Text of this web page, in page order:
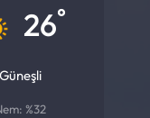
26°
Güneşli
%32